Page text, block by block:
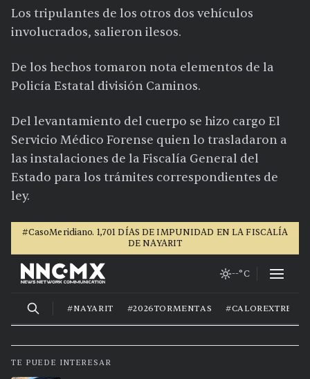
Los tripulantes de los otros dos vehículos
involucrados, salieron ilesos.
De los hechos tomaron nota elementos de la
Policía Estatal división Caminos.
Del levantamiento del cuerpo se hizo cargo El
Servicio Médico Forense quien lo trasladaron a
las instalaciones de la Fiscalía General del
Estado para los trámites correspondientes de
ley.
TE PUEDE INTERESAR